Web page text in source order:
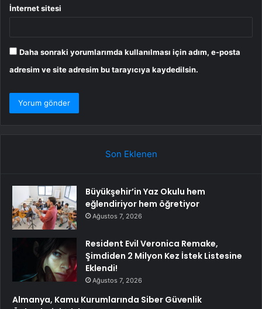
İnternet sitesi
Daha sonraki yorumlarımda kullanılması için adım, e-posta
adresim ve site adresim bu tarayıcıya kaydedilsin.
Son Eklenen
Büyükşehir’in Yaz Okulu hem
eğlendiriyor hem öğretiyor
Ağustos 7, 2026
Resident Evil Veronica Remake,
Şimdiden 2 Milyon Kez İstek Listesine
Eklendi!
Ağustos 7, 2026
Almanya, Kamu Kurumlarında Siber Güvenlik